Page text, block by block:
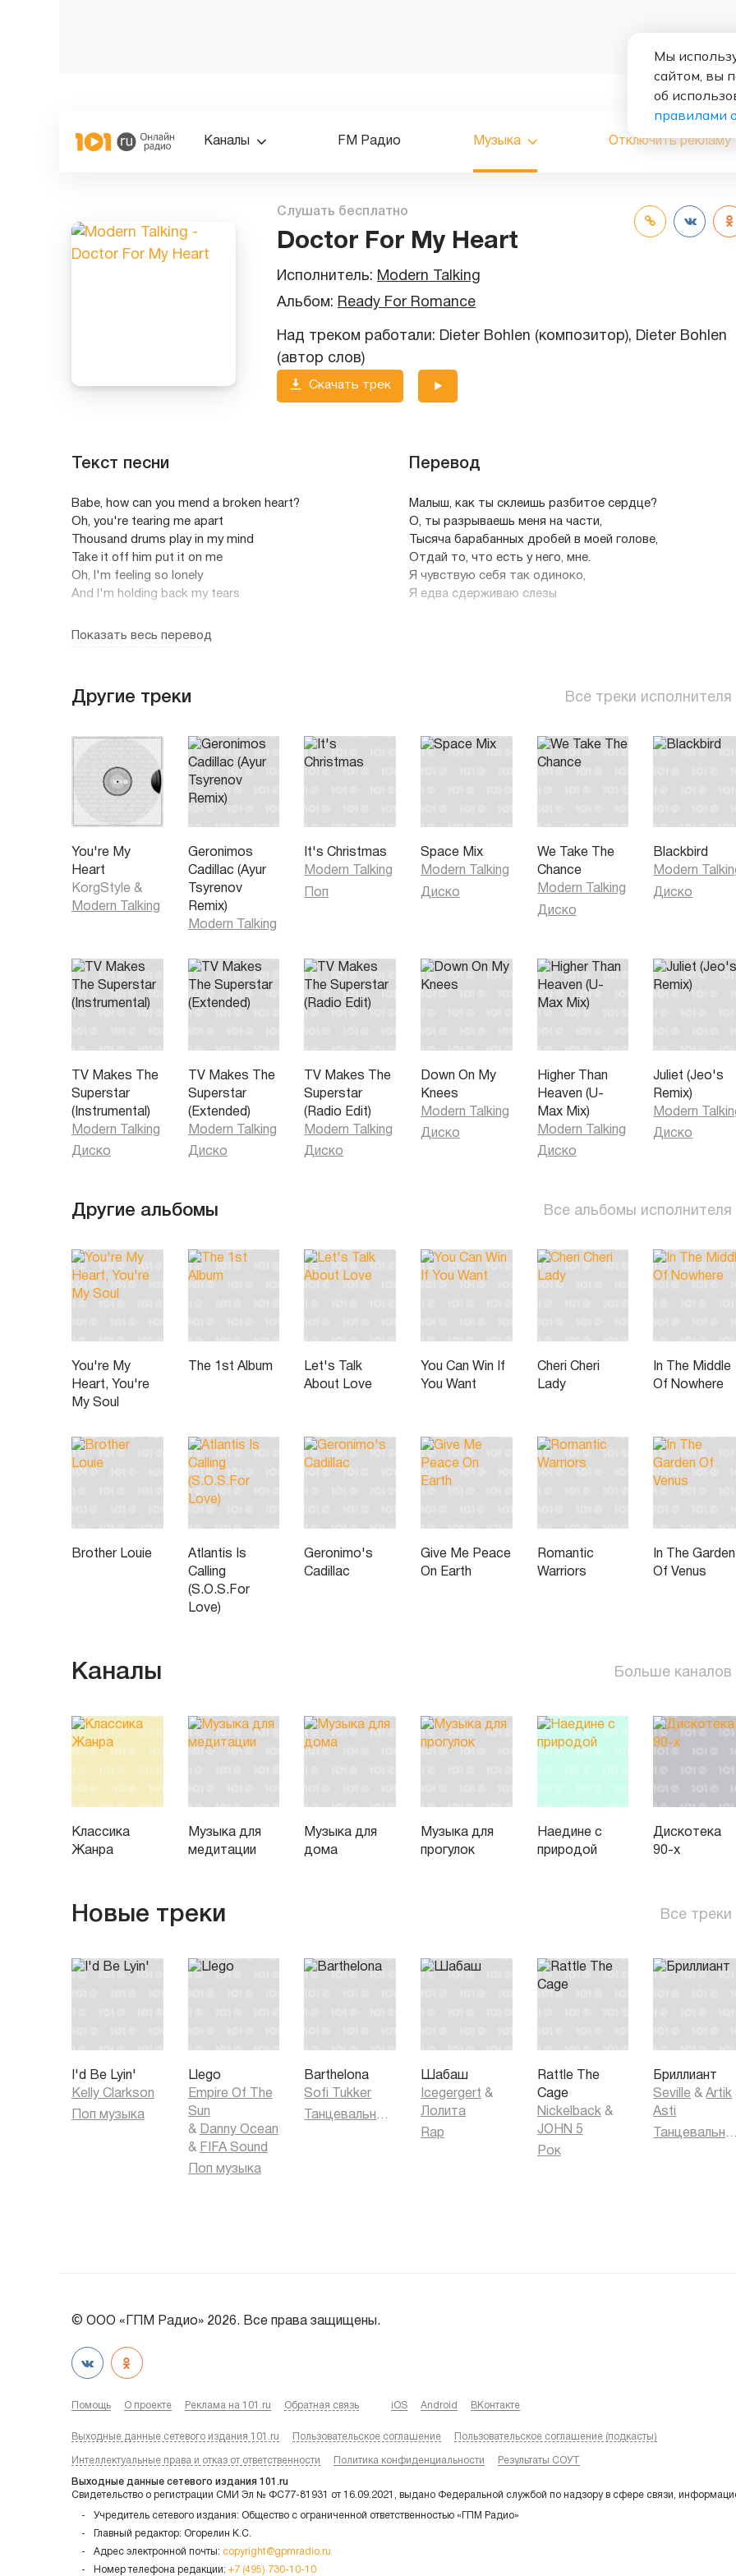
Каналы FM Радио Музыка Отключить рекламу
Слушать бесплатно
Doctor For My Heart
Исполнитель: Modern Talking
Альбом: Ready For Romance
Над треком работали: Dieter Bohlen (композитор), Dieter Bohlen
(автор слов)
Скачать трек
Текст песни
Babe, how can you mend a broken heart?
Oh, you're tearing me apart
Thousand drums play in my mind
Take it off him put it on me
Oh, I'm feeling so lonely
And I'm holding back my tears
I don't wanna a doctor for my heart
I don't wanna a doctor for my lonely heartache
My heart bleeds - love me lady
Come, take a chance on love
I can give you anything but love
Take thеsе chains from your heart
Babe, harder I try, bluer I get
Don't put my love in a dirty bag
Until then - there's no end
Перевод
Малыш, как ты склеишь разбитое сердце?
О, ты разрываешь меня на части,
Тысяча барабанных дробей в моей голове,
Отдай то, что есть у него, мне.
Я чувствую себя так одиноко,
Я едва сдерживаю слезы
Моему одинокому сердцу не нужен доктор
Мое сердце кровоточит - полюби меня, милая,
Давай же, рискни ради любви,
Чем больше я стараюсь, тем хуже мне становится.
Не убирай мою любовь в старую сумку.
Пока ты не сделала этого - она бесконечна...
Показать весь перевод
Другие треки Все треки исполнителя
You're My
Heart
KorgStyle &
Modern Talking
Geronimos
Cadillac (Ayur
Tsyrenov
Remix)
Modern Talking
It's Christmas
Modern Talking
Поп
Space Mix
Modern Talking
Диско
We Take The
Chance
Modern Talking
Диско
Blackbird
Modern
Диско
TV Makes The
Superstar
(Instrumental)
Modern Talking
Диско
TV Makes The
Superstar
(Extended)
Modern Talking
Диско
TV Makes The
Superstar
(Radio Edit)
Modern Talking
Диско
Down On My
Knees
Modern Talking
Диско
Higher Than
Heaven (U-
Max Mix)
Modern Talking
Диско
Juliet (Jeo's
Remix)
Modern
Диско
Другие альбомы Все альбомы исполнителя
You're My
Heart, You're
My Soul
The 1st Album
Let's Talk
About Love
You Can Win If
You Want
Cheri Cheri
Lady
In The Middle
Of Nowhere
Brother Louie
Atlantis Is
Calling
(S.O.S.For
Love)
Geronimo's
Cadillac
Give Me Peace
On Earth
Romantic
Warriors
In The Garden
Of Venus
Каналы Больше каналов
Классика
Жанра
Музыка для
медитации
Музыка для
дома
Музыка для
прогулок
Наедине с
природой
Дискотека
90-х
Новые треки Все треки
I'd Be Lyin'
Kelly Clarkson
Поп музыка
Llego
Empire Of The
Sun
& Danny Ocean
& FIFA Sound
Поп музыка
Barthelona
Sofi Tukker
Танцевальная музыка
Шабаш
Icegergert &
Лолита
Rap
Rattle The
Cage
Nickelback &
JOHN 5
Рок
Бриллиант
Seville &Artik
Asti
Танцевальная
© ООО «ГПМ Радио» 2026. Все права защищены.
Помощь О проекте Реклама на 101.ru Обратная связь iOS Android ВКонтакте
Выходные данные сетевого издания 101.ru Пользовательское соглашение Пользовательское соглашение (подкасты)
Интеллектуальные права и отказ от ответственности Политика конфиденциальности Результаты СОУТ
Выходные данные сетевого издания 101.ru
Свидетельство о регистрации СМИ Эл № ФС77-81931 от 16.09.2021, выдано Федеральной службой по надзору в сфере связи,
Учредитель сетевого издания: Общество с ограниченной ответственностью «ГПМ Радио»
Главный редактор: Огорелин К.С.
Адрес электронной почты: copyright@gpmradio.ru
Номер телефона редакции: +7 (495) 730-10-10
Мы
сайтом, вы
об
правилами